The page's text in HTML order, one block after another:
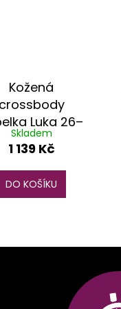
Kožená
Luka 26–
121 žlutá
Skladem
1 139 Kč
DO KOŠÍKU